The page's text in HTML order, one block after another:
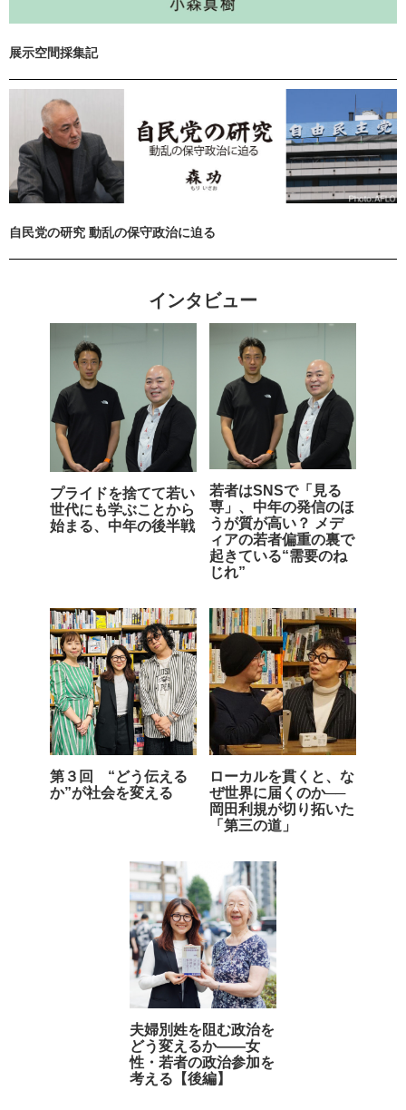
展示空間採集記
自民党の研究 動乱の保守政治に迫る
インタビュー
プライドを捨てて若い
世代にも学ぶことから
始まる、中年の後半戦
若者はSNSで「見る
専」、中年の発信のほ
うが質が高い？ メデ
ィアの若者偏重の裏で
起きている“需要のね
じれ”
第３回 “どう伝える
か”が社会を変える
ローカルを貫くと、な
ぜ世界に届くのか──
岡田利規が切り拓いた
「第三の道」
夫婦別姓を阻む政治を
どう変えるか――女
性・若者の政治参加を
考える【後編】